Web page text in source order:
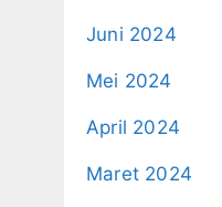
Juni 2024
Mei 2024
April 2024
Maret 2024